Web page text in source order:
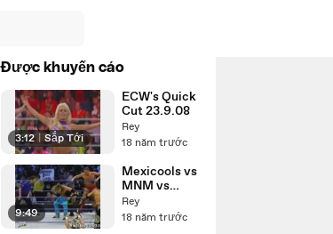
Được khuyến cáo
3:12 | Sắp Tới
ECW's Quick
Cut 23.9.08
Rey
18 năm trước
9:49
Mexicools vs
MNM vs
L.O.D 2005 vs
Blue Bloods
Rey
18 năm trước